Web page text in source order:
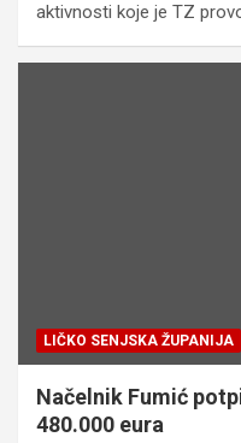
aktivnosti koje je TZ
LIČKO SENJSKA ŽUPANIJA
Načelnik Fumić
480.000 eura